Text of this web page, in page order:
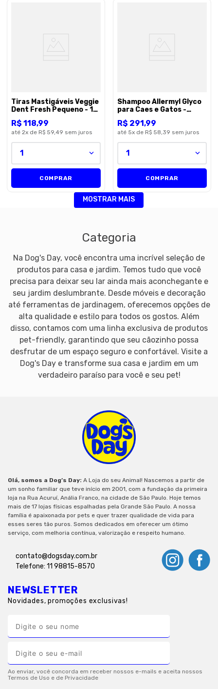
Tiras Mastigáveis Veggie
Dent Fresh Pequeno - 15
R$ 118,99
até 2x de R$ 59,49 sem juros
1
COMPRAR
Shampoo Allermyl Glyco
para Caes e Gatos -
R$ 291,99
até 5x de R$ 58,39 sem juros
1
COMPRAR
MOSTRAR MAIS
Categoria
Na Dog's Day, você encontra uma incrível seleção de
produtos para casa e jardim. Temos tudo que você
precisa para deixar seu lar ainda mais aconchegante e
seu jardim deslumbrante. Desde móveis e decoração
até ferramentas de jardinagem, oferecemos opções de
alta qualidade e estilo para todos os gostos. Além
disso, contamos com uma linha exclusiva de produtos
pet-friendly, garantindo que seu cãozinho possa
desfrutar de um espaço seguro e confortável. Visite a
Dog's Day e transforme sua casa e jardim em um
verdadeiro paraíso para você e seu pet!
Olá, somos a Dog’s Day: A Loja do seu Animal! Nascemos a partir de
um sonho familiar que teve início em 2001, com a fundação da primeira
loja na Rua Acuruí, Anália Franco, na cidade de São Paulo. Hoje temos
mais de 17 lojas físicas espalhadas pela Grande São Paulo. A nossa
família é apaixonada por pets e quer trazer qualidade de vida para
esses seres tão puros. Somos dedicados em oferecer um ótimo
serviço, com melhoria contínua, valorização e respeito humano.
contato@dogsday.com.br
Telefone: 11 98815-8570
NEWSLETTER
Novidades, promoções exclusivas!